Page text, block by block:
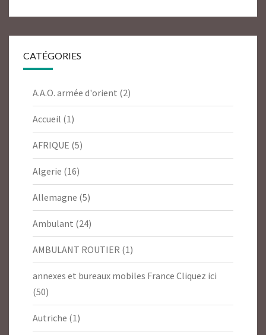
CATÉGORIES
A.A.O. armée d'orient (2)
Accueil (1)
AFRIQUE (5)
Algerie (16)
Allemagne (5)
Ambulant (24)
AMBULANT ROUTIER (1)
annexes et bureaux mobiles France Cliquez ici
(50)
Autriche (1)